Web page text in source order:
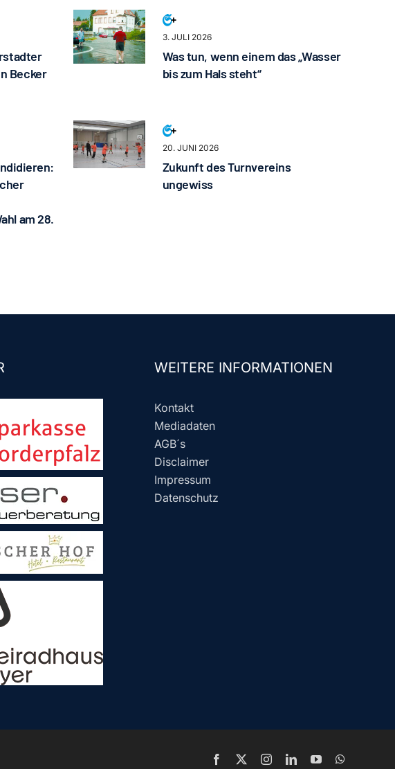
Becker
3. JULI 2026
Was tun, wenn einem das „Wasser
bis zum Hals steht“
am 28.
20. JUNI 2026
Zukunft des Turnvereins
ungewiss
WEITERE INFORMATIONEN
Kontakt
Mediadaten
AGB´s
Disclaimer
Impressum
Datenschutz
Facebook InstagramLinkedInYouTube